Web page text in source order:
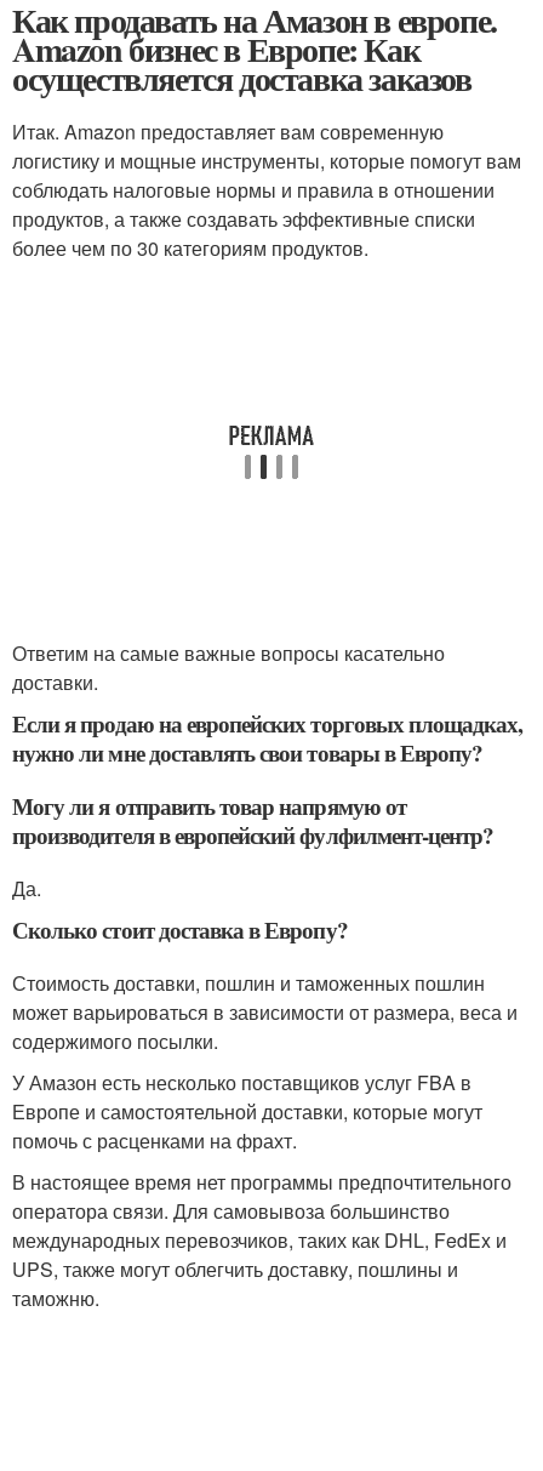
Как продавать на Амазон в европе.
Amazon бизнес в Европе: Как
осуществляется доставка заказов
Итак. Amazon предоставляет вам современную
логистику и мощные инструменты, которые помогут вам
соблюдать налоговые нормы и правила в отношении
продуктов, а также создавать эффективные списки
более чем по 30 категориям продуктов.
Ответим на самые важные вопросы касательно
доставки.
Если я продаю на европейских торговых площадках,
нужно ли мне доставлять свои товары в Европу?
Могу ли я отправить товар напрямую от
производителя в европейский фулфилмент-центр?
Да.
Сколько стоит доставка в Европу?
Стоимость доставки, пошлин и таможенных пошлин
может варьироваться в зависимости от размера, веса и
содержимого посылки.
У Амазон есть несколько поставщиков услуг FBA в
Европе и самостоятельной доставки, которые могут
помочь с расценками на фрахт.
В настоящее время нет программы предпочтительного
оператора связи. Для самовывоза большинство
международных перевозчиков, таких как DHL, FedEx и
UPS, также могут облегчить доставку, пошлины и
таможню.